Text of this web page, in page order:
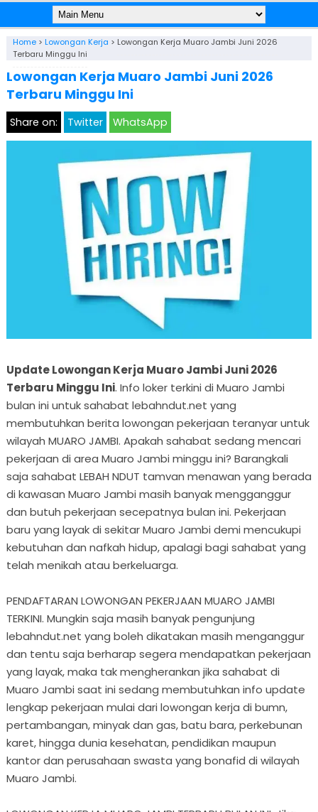
Home> Lowongan Kerja > Lowongan Kerja Muaro Jambi Juni 2026
Terbaru Minggu Ini
Lowongan Kerja Muaro Jambi Juni 2026
Terbaru Minggu Ini
Share on: Twitter WhatsApp
Update Lowongan Kerja Muaro Jambi Juni 2026
Terbaru Minggu Ini. Info loker terkini di Muaro Jambi
bulan ini untuk sahabat lebahndut.net yang
membutuhkan berita lowongan pekerjaan teranyar untuk
wilayah MUARO JAMBI. Apakah sahabat sedang mencari
pekerjaan di area Muaro Jambi minggu ini? Barangkali
saja sahabat LEBAH NDUT tamvan menawan yang berada
di kawasan Muaro Jambi masih banyak mengganggur
dan butuh pekerjaan secepatnya bulan ini. Pekerjaan
baru yang layak di sekitar Muaro Jambi demi mencukupi
kebutuhan dan nafkah hidup, apalagi bagi sahabat yang
telah menikah atau berkeluarga.
PENDAFTARAN LOWONGAN PEKERJAAN MUARO JAMBI
TERKINI. Mungkin saja masih banyak pengunjung
lebahndut.net yang boleh dikatakan masih menganggur
dan tentu saja berharap segera mendapatkan pekerjaan
yang layak, maka tak mengherankan jika sahabat di
Muaro Jambi saat ini sedang membutuhkan info update
lengkap pekerjaan mulai dari lowongan kerja di bumn,
pertambangan, minyak dan gas, batu bara, perkebunan
karet, hingga dunia kesehatan, pendidikan maupun
kantor dan perusahaan swasta yang bonafid di wilayah
Muaro Jambi.